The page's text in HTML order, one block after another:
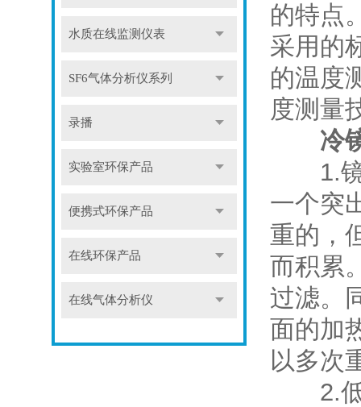
水质在线监测仪表
SF6气体分析仪系列
录播
实验室环保产品
便携式环保产品
在线环保产品
在线气体分析仪
的特点
采用的
的温度
度测量
冷
1.镜
一个突
重的，
而积累
过滤。
面的加
以多次
2.低